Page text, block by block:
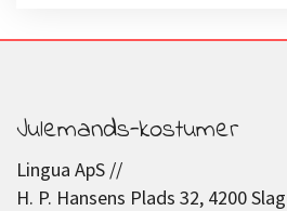
Julemands-kostumer
Lingua ApS //
H. P. Hansens Plads 32, 4200